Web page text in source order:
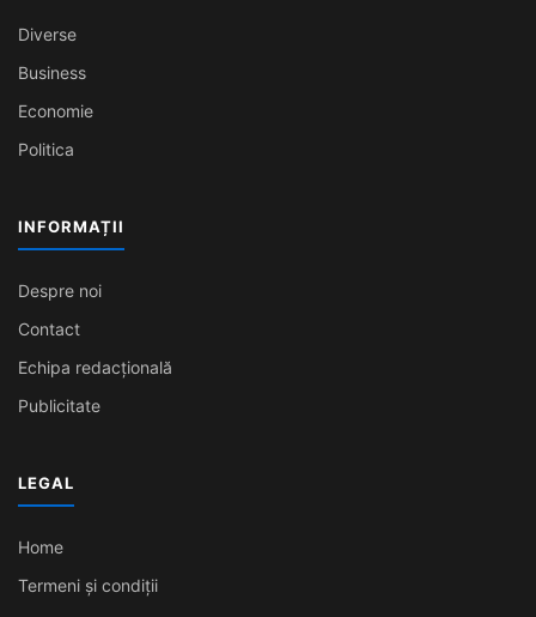
Diverse
Business
Economie
Politica
INFORMAȚII
Despre noi
Contact
Echipa redacțională
Publicitate
LEGAL
Home
Termeni și condiții